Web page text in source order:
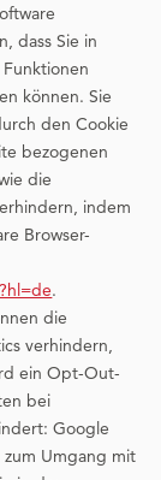
dass Sie in
können. Sie
den Cookie
bezogenen
die
indem
Browser-
.
die
verhindern,
ein Opt-Out-
bei
Google
Umgang mit